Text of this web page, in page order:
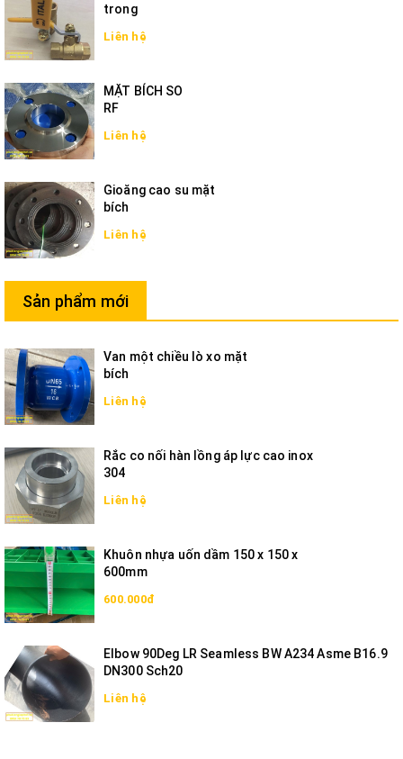
trong
Liên hệ
MẶT BÍCH SO
RF
Liên hệ
Gioăng cao su mặt
bích
Liên hệ
Sản phẩm mới
Van một chiều lò xo mặt
bích
Liên hệ
Rắc co nối hàn lồng áp lực cao inox
304
Liên hệ
Khuôn nhựa uốn dầm 150 x 150 x
600mm
600.000đ
Elbow 90Deg LR Seamless BW A234 Asme B16.9
DN300 Sch20
Liên hệ